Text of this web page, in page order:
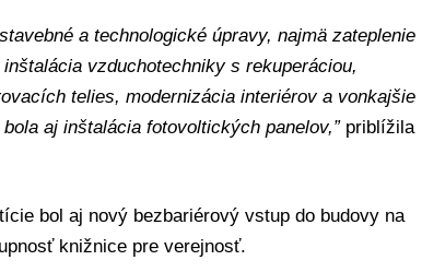
a technologické úpravy, najmä zateplenie
vzduchotechniky s rekuperáciou,
telies, modernizácia interiérov a vonkajšie
aj inštalácia fotovoltických panelov,”priblížila
bol aj nový bezbariérový vstup do budovy na
knižnice pre verejnosť.